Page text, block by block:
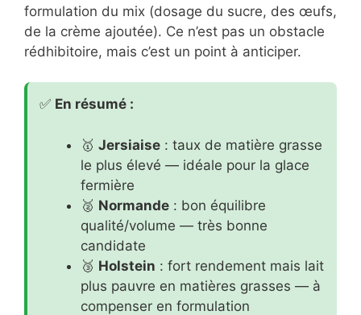
formulation du mix (dosage du sucre, des œufs,
de la crème ajoutée). Ce n’est pas un obstacle
rédhibitoire, mais c’est un point à anticiper.
✅ En résumé :
🥇 Jersiaise : taux de matière grasse
le plus élevé — idéale pour la glace
fermière
🥈 Normande : bon équilibre
qualité/volume — très bonne
candidate
🥉 Holstein : fort rendement mais lait
plus pauvre en matières grasses — à
compenser en formulation